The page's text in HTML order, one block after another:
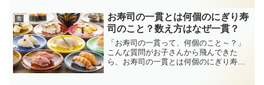
うに、一般的に下処理であく抜きが必要
な野菜とされています。し...
食
お寿司の一貫とは何個のにぎり寿
司のこと？数え方はなぜ一貫？
「お寿司の一貫って、何個のこと～？」
こんな質問がお子さんから飛んできた
ら、お寿司の一貫とは何個のにぎり寿司